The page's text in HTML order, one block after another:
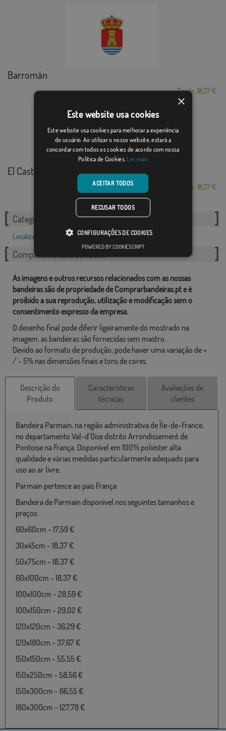
Barromán
Desde: 18,37 €
El Castillo de las...
Desde: 18,37 €
Categorias relacionadas:
Localizações Francês,
Compartilhe esta bandeira
As imagens e outros recursos relacionados com as nossas
bandeiras são de propriedade de Comprarbandeiras.pt e é
proibido a sua reprodução, utilização e modificação sem o
consentimento expresso da empresa.
O desenho final pode diferir ligeiramente do mostrado na
imagem, as bandeiras são fornecidas sem mastro.
Devido ao formato de produção, pode haver uma variação de +
/ - 5% nas dimensões finais e tons de cores.
Descrição do
Produto
Características
técnicas
Avaliações de
clientes
Bandeira Parmain, na região administrativa de Île-de-France,
no departamento Val-d´Oise distrito Arrondissement de
Pontoise na França. Disponível em 100% poliéster alta
qualidade e várias medidas particularmente adequado para
uso ao ar livre.
Parmain pertence ao país França
Bandeira de Parmain disponível nos seguintes tamanhos e
preços:
60x60cm - 17,59 €
30x45cm - 18,37 €
50x75cm - 18,37 €
60x100cm - 18,37 €
100x100cm - 28,59 €
100x150cm - 29,02 €
120x120cm - 36,29 €
120x180cm - 37,67 €
150x150cm - 55,55 €
150x250cm - 58,56 €
150x300cm - 66,55 €
180x300cm - 127,78 €
×
Este website usa cookies
Este website usa cookies para melhorar a experiência
do usuário. Ao utilizar o nosso website, estará a
concordar com todos os cookies de acordo com nossa
Política de Cookies. Ler mais
ACEITAR TODOS
RECUSAR TODOS
CONFIGURAÇÕES DE COOKIES
POWERED BY COOKIESCRIPT